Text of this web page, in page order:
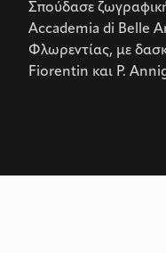
Σπούδασε
Accademia di Belle
Φλωρεντίας, με
Fiorentin και P.